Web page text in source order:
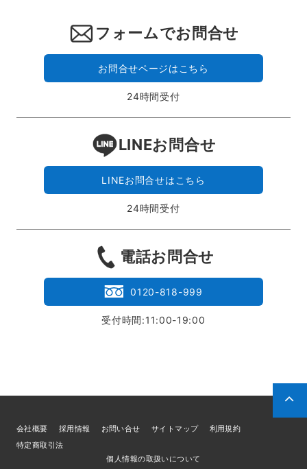
フォームでお問合せ
お問合せページはこちら
24時間受付
LINEお問合せ
LINEお問合せはこちら
24時間受付
電話お問合せ
0120-818-999
受付時間:11:00-19:00
会社概要 採用情報 お問い合せ サイトマップ
利用規約
特定商取引法
個人情報の取扱いについて